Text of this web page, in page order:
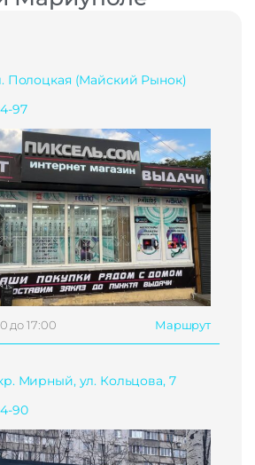
Полоцкая (Майский Рынок)
97
до 17:00 Маршрут
Мирный, ул. Кольцова, 7
90